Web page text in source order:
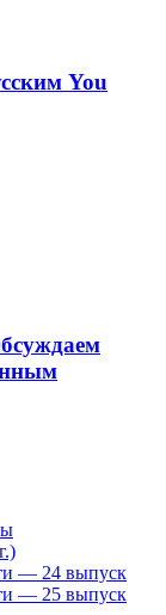
You
— 24 выпуск
— 25 выпуск